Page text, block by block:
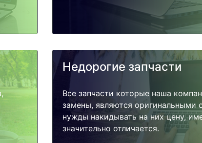
Недорогие запчасти
Все запчасти которые наша
замены, являются оригинальными
нужды накидывать на них цену,
значительно отличается.